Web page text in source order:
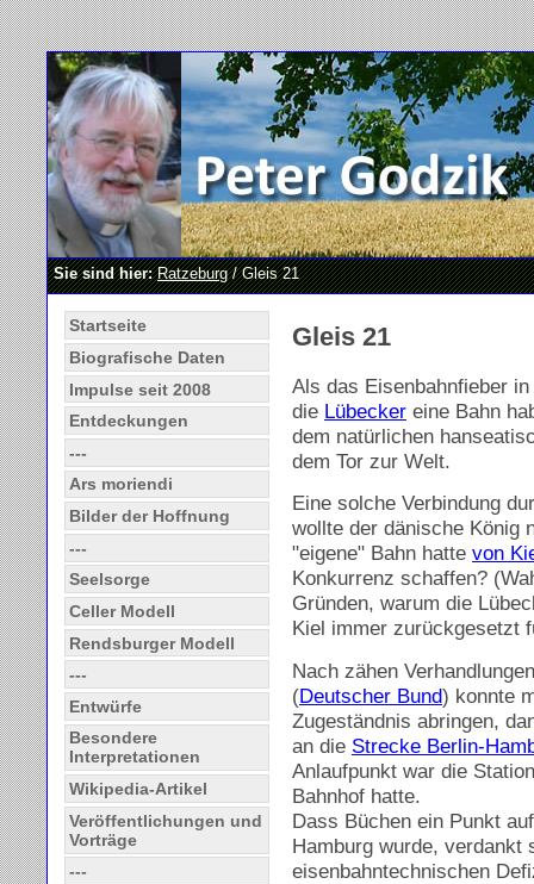
Sie sind hier: Ratzeburg/ Gleis 21
Startseite
Biografische Daten
Impulse seit 2008
Entdeckungen
---
Ars moriendi
Bilder der Hoffnung
---
Seelsorge
Celler Modell
Rendsburger Modell
---
Entwürfe
Besondere
Interpretationen
Wikipedia-Artikel
Veröffentlichungen und
Vorträge
---
Gleis 21
Als das Eisenbahnfieber
die Lübecker eine Bahn
dem natürlichen
dem Tor zur Welt.
Eine solche Verbindung
wollte der dänische König
"eigene" Bahn hatte von
Konkurrenz schaffen?
Gründen, warum die
Kiel immer zurückgesetzt
Nach zähen
(Deutscher Bund) konnte
Zugeständnis abringen,
an die Strecke Berlin-
Anlaufpunkt war die
Bahnhof hatte.
Dass Büchen ein Punkt
Hamburg wurde, verdankt
eisenbahntechnischen